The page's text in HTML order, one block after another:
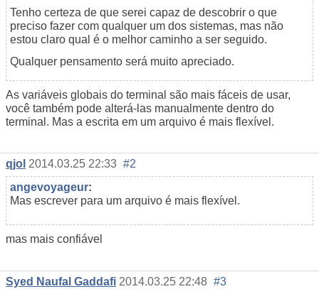
Tenho certeza de que serei capaz de descobrir o que
preciso fazer com qualquer um dos sistemas, mas não
estou claro qual é o melhor caminho a ser seguido.
Qualquer pensamento será muito apreciado.
As variáveis globais do terminal são mais fáceis de usar,
você também pode alterá-las manualmente dentro do
terminal. Mas a escrita em um arquivo é mais flexível.
qjol 2014.03.25 22:33 #2
angevoyageur:
Mas escrever para um arquivo é mais flexível.
mas mais confiável
Syed Naufal Gaddafi 2014.03.25 22:48 #3